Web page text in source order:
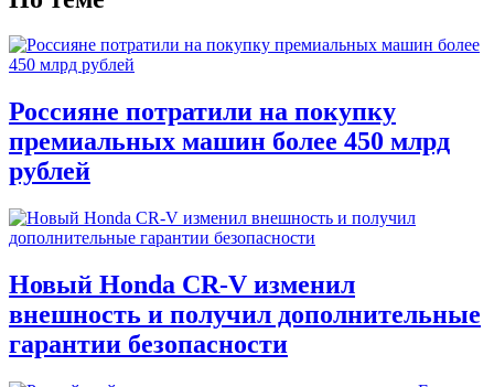
Россияне потратили на покупку
премиальных машин более 450 млрд
рублей
Новый Honda CR-V изменил
внешность и получил дополнительные
гарантии безопасности